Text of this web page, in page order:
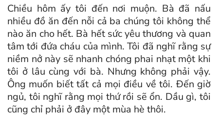
Chiều hôm ấy tôi đến nơi muộn. Bà đã nấu
nhiều đồ ăn đến nỗi cả ba chúng tôi không thể
nào ăn cho hết. Bà hết sức yêu thương và quan
tâm tới đứa cháu của mình. Tôi đã nghĩ rằng sự
niềm nở này sẽ nhanh chóng phai nhạt một khi
tôi ở lâu cùng với bà. Nhưng không phải vậy.
Ông muốn biết tất cả mọi điều về tôi. Đến giờ
ngủ, tôi nghĩ rằng mọi thứ rồi sẽ ổn. Dầu gì, tôi
cũng chỉ phải ở đây một mùa hè thôi.